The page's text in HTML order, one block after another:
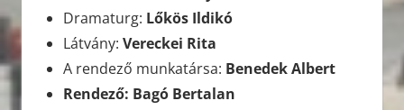
Dramaturg: Lőkös Ildikó
Látvány: Vereckei Rita
A rendező munkatársa: Benedek Albert
Rendező: Bagó Bertalan